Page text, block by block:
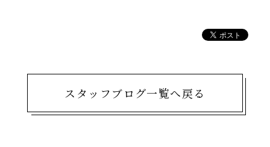
スタッフブログ一覧へ戻る